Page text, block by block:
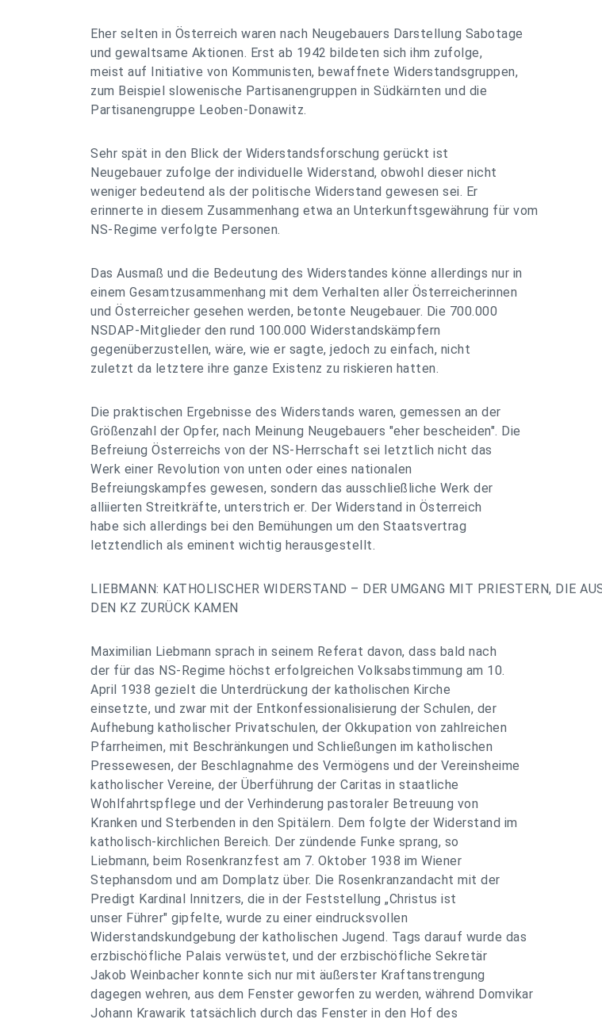
Eher selten in Österreich waren nach Neugebauers Darstellung Sabotage
und gewaltsame Aktionen. Erst ab 1942 bildeten sich ihm zufolge,
meist auf Initiative von Kommunisten, bewaffnete Widerstandsgruppen,
zum Beispiel slowenische Partisanengruppen in Südkärnten und die
Partisanengruppe Leoben-Donawitz.
Sehr spät in den Blick der Widerstandsforschung gerückt ist
Neugebauer zufolge der individuelle Widerstand, obwohl dieser nicht
weniger bedeutend als der politische Widerstand gewesen sei. Er
erinnerte in diesem Zusammenhang etwa an Unterkunftsgewährung für vom
NS-Regime verfolgte Personen.
Das Ausmaß und die Bedeutung des Widerstandes könne allerdings nur in
einem Gesamtzusammenhang mit dem Verhalten aller Österreicherinnen
und Österreicher gesehen werden, betonte Neugebauer. Die 700.000
NSDAP-Mitglieder den rund 100.000 Widerstandskämpfern
gegenüberzustellen, wäre, wie er sagte, jedoch zu einfach, nicht
zuletzt da letztere ihre ganze Existenz zu riskieren hatten.
Die praktischen Ergebnisse des Widerstands waren, gemessen an der
Größenzahl der Opfer, nach Meinung Neugebauers "eher bescheiden". Die
Befreiung Österreichs von der NS-Herrschaft sei letztlich nicht das
Werk einer Revolution von unten oder eines nationalen
Befreiungskampfes gewesen, sondern das ausschließliche Werk der
alliierten Streitkräfte, unterstrich er. Der Widerstand in Österreich
habe sich allerdings bei den Bemühungen um den Staatsvertrag
letztendlich als eminent wichtig herausgestellt.
LIEBMANN: KATHOLISCHER WIDERSTAND – DER UMGANG MIT PRIESTERN, DIE
DEN KZ ZURÜCK KAMEN
Maximilian Liebmann sprach in seinem Referat davon, dass bald nach
der für das NS-Regime höchst erfolgreichen Volksabstimmung am 10.
April 1938 gezielt die Unterdrückung der katholischen Kirche
einsetzte, und zwar mit der Entkonfessionalisierung der Schulen, der
Aufhebung katholischer Privatschulen, der Okkupation von zahlreichen
Pfarrheimen, mit Beschränkungen und Schließungen im katholischen
Pressewesen, der Beschlagnahme des Vermögens und der Vereinsheime
katholischer Vereine, der Überführung der Caritas in staatliche
Wohlfahrtspflege und der Verhinderung pastoraler Betreuung von
Kranken und Sterbenden in den Spitälern. Dem folgte der Widerstand im
katholisch-kirchlichen Bereich. Der zündende Funke sprang, so
Liebmann, beim Rosenkranzfest am 7. Oktober 1938 im Wiener
Stephansdom und am Domplatz über. Die Rosenkranzandacht mit der
Predigt Kardinal Innitzers, die in der Feststellung „Christus ist
unser Führer" gipfelte, wurde zu einer eindrucksvollen
Widerstandskundgebung der katholischen Jugend. Tags darauf wurde das
erzbischöfliche Palais verwüstet, und der erzbischöfliche Sekretär
Jakob Weinbacher konnte sich nur mit äußerster Kraftanstrengung
dagegen wehren, aus dem Fenster geworfen zu werden, während Domvikar
Johann Krawarik tatsächlich durch das Fenster in den Hof des